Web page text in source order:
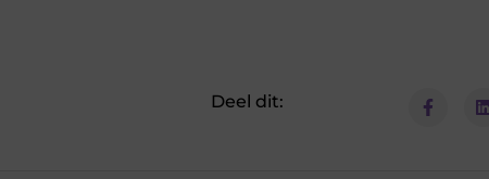
Deel dit: